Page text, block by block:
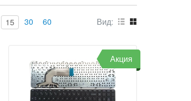
15 30 60 Вид:
Акция